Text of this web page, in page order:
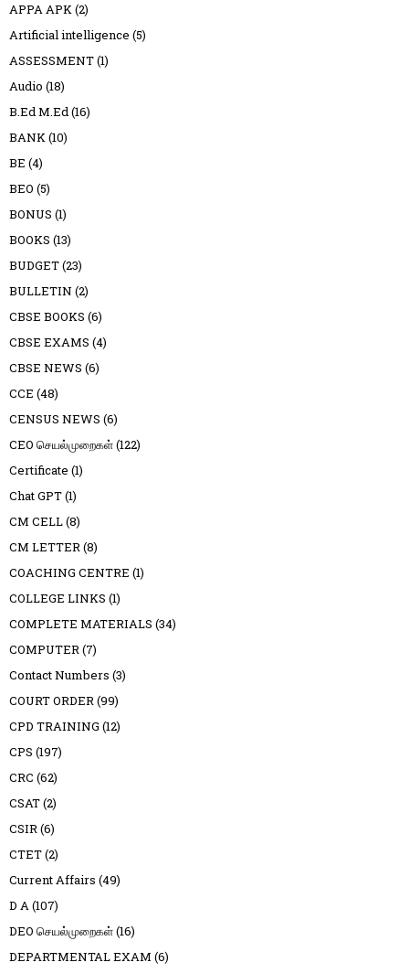
APPA APK(2)
Artificial intelligence (5)
ASSESSMENT(1)
Audio (18)
B.Ed M.Ed(16)
BANK(10)
BE (4)
BEO (5)
BONUS (1)
BOOKS (13)
BUDGET(23)
BULLETIN (2)
CBSE BOOKS (6)
CBSE EXAMS (4)
CBSE NEWS (6)
CCE (48)
CENSUS NEWS (6)
CEO செயல்முறைகள்(122)
Certificate (1)
Chat GPT(1)
CM CELL(8)
CM LETTER(8)
COACHING CENTRE (1)
COLLEGE LINKS (1)
COMPLETE MATERIALS (34)
COMPUTER(7)
Contact Numbers (3)
COURT ORDER(99)
CPD TRAINING (12)
CPS (197)
CRC (62)
CSAT(2)
CSIR(6)
CTET(2)
Current Affairs (49)
D A(107)
DEO செயல்முறைகள்(16)
DEPARTMENTAL EXAM (6)